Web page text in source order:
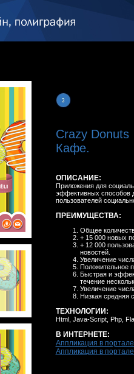
Crazy Donuts
Кафе.
ОПИСАНИЕ:
Приложения для
эффективных способов
пользователей
ПРЕИМУЩЕСТВА:
Общее
+ 15 000 новых
+ 12 000
новостей.
Увеличение
Положительное
Быстрая и
течение
Увеличение
Низкая средняя
ТЕХНОЛОГИИ:
Html, Java-Script, Php,
В ИНТЕРНЕТЕ:
Аппликация в
Аппликация в